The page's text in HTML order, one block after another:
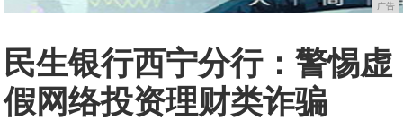
广告
民生银行西宁分行：警惕虚
假网络投资理财类诈骗